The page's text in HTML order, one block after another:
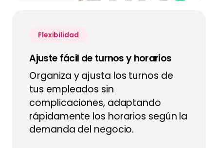
Flexibilidad
Ajuste fácil de turnos y horarios
Organiza y ajusta los turnos de
tus empleados sin
complicaciones, adaptando
rápidamente los horarios según la
demanda del negocio.